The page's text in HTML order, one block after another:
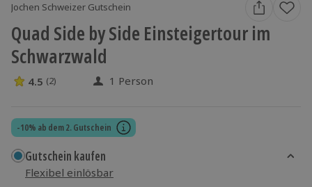
Jochen Schweizer Gutschein
Quad Side by Side Einsteigertour im
Schwarzwald
4.5 Sterne von 5 aus 2 Bewertungen
4.5 (2) 1 Person
-10% ab dem 2. Gutschein
Gutschein kaufen
Flexibel einlösbar